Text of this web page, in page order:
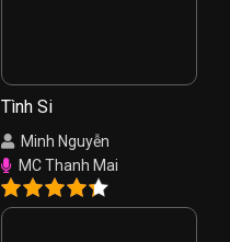
Tình Si
Minh Nguyễn
MC Thanh Mai